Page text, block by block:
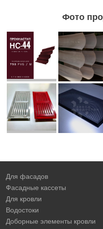
Фото
Для фасадов
Фасадные кассеты
Для кровли
Водостоки
Доборные элементы кровли